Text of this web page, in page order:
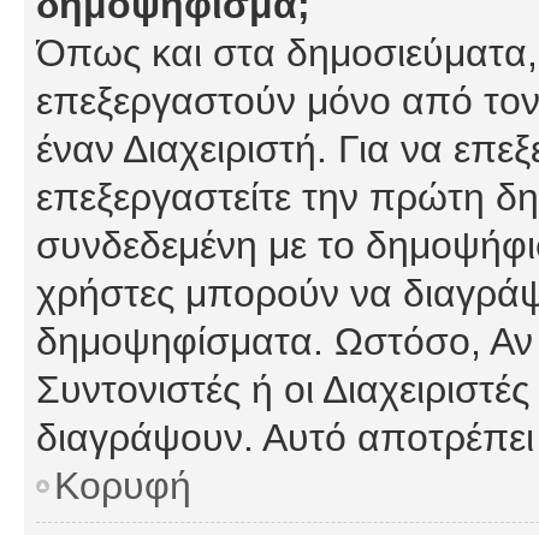
Όπως και στα
επεξεργαστούν μόνο από
έναν Διαχειριστή. Για να
επεξεργαστείτε την πρώτη
συνδεδεμένη με το
χρήστες μπορούν να
δημοψηφίσματα. Ωστόσο, Αν
Συντονιστές ή οι
διαγράψουν. Αυτό
Κορυφή